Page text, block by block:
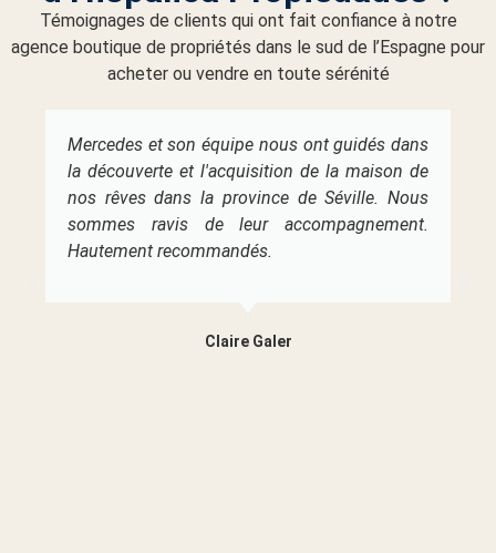
Témoignages de clients qui ont fait confiance à notre
agence boutique de propriétés dans le sud de l’Espagne pour
acheter ou vendre en toute sérénité
Mercedes et son équipe nous ont guidés dans
la découverte et l'acquisition de la maison de
nos rêves dans la province de Séville. Nous
sommes ravis de leur accompagnement.
Hautement recommandés.
Claire Galer